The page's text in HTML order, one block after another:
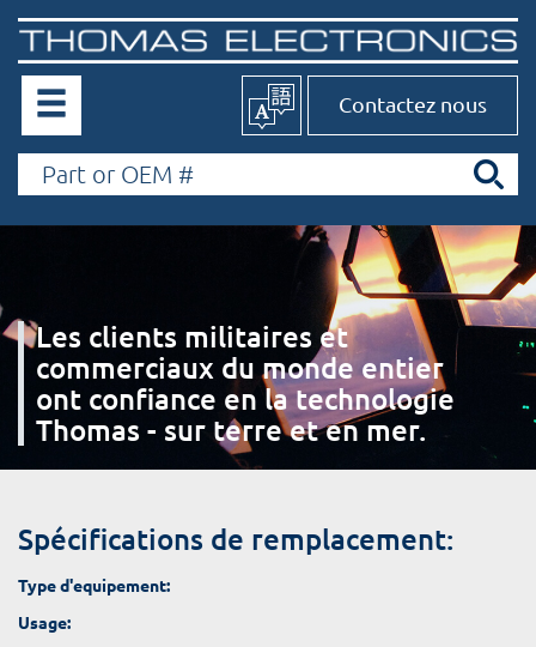
Contactez nous
Les clients militaires et
commerciaux du monde entier
ont confiance en la technologie
Thomas - sur terre et en mer.
Spécifications de remplacement:
Type d'equipement:
Usage: